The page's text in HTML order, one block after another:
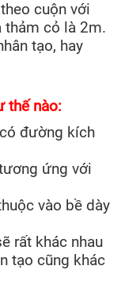
cuộn với
thảm cỏ là 2m.
tạo, hay
thế nào:
đường kích
ứng với
vào bề dày
rất khác nhau
tạo cũng khác